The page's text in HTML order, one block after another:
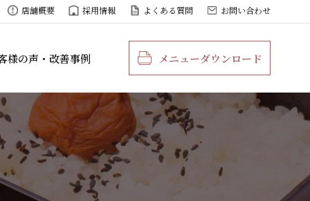
店舗概要 採用情報 よくある質問 お問い合わせ
様の声・改善事例 メニューダウンロード